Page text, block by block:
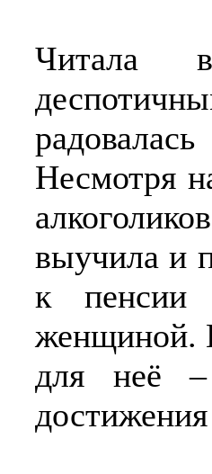
Читала
Несмотря
выучила и
к пенсии
женщиной.
для неё –